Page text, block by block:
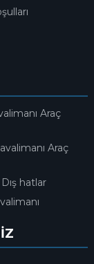
Araç
Araç
hatlar